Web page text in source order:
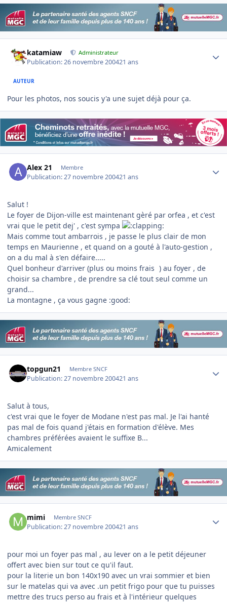
katamiaw Administrateur
Publication:26 novembre 200421 ans
AUTEUR
Pour les photos, nos soucis y'a une sujet déjà pour ça.
Alex 21 Membre
Publication:27 novembre 200421 ans
Salut !
Le foyer de Dijon-ville est maintenant gèré par orfea , et c'est
vrai que le petit dej' , c'est sympa
Mais comme tout ambarrois , je passe le plus clair de mon
temps en Maurienne , et quand on a gouté à l'auto-gestion ,
on a du mal à s'en défaire.....
Quel bonheur d'arriver (plus ou moins frais ) au foyer , de
choisir sa chambre , de prendre sa clé tout seul comme un
grand...
La montagne , ça vous gagne :good:
topgun21 Membre SNCF
Publication:27 novembre 200421 ans
Salut à tous,
c'est vrai que le foyer de Modane n'est pas mal. Je l'ai hanté
pas mal de fois quand j'étais en formation d'élève. Mes
chambres préférées avaient le suffixe B...
Amicalement
mimi Membre SNCF
Publication:27 novembre 200421 ans
pour moi un foyer pas mal , au lever on a le petit déjeuner
offert avec bien sur tout ce qu'il faut.
pour la literie un bon 140x190 avec un vrai sommier et bien
sur le matelas qui va avec .un petit frigo pour que tu puisses
mettre des trucs perso au frais et à l'intérieur quelques